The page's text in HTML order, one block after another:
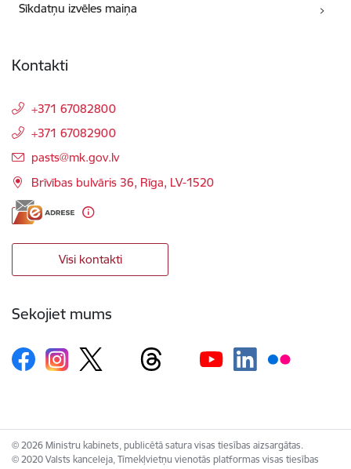
Sīkdatņu izvēles maiņa
Kontakti
+371 67082800
+371 67082900
E-pasts:
pasts@mk.gov.lv
Brīvības bulvāris 36, Rīga, LV-1520
Visi kontakti
Sekojiet mums
© 2026 Ministru kabinets, publicētā satura visas tiesības aizsargātas.
© 2020 Valsts kanceleja, Tīmekļvietņu vienotās platformas visas tiesības